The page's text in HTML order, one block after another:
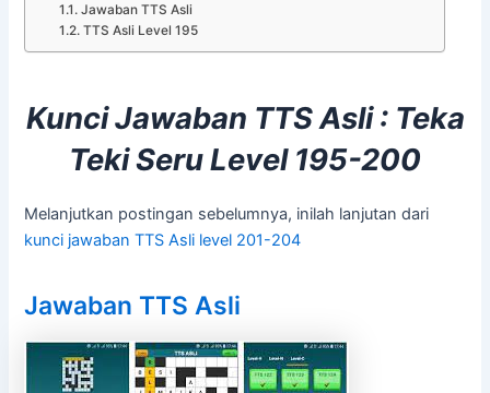
Jawaban TTS Asli
TTS Asli Level 195
Kunci Jawaban TTS Asli : Teka
Teki Seru Level 195-200
Melanjutkan postingan sebelumnya, inilah lanjutan dari
kunci jawaban TTS Asli level 201-204
Jawaban TTS Asli